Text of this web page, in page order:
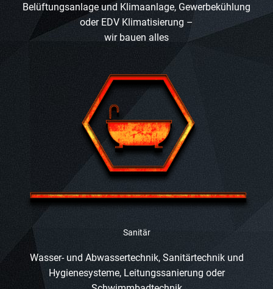
Belüftungsanlage und Klimaanlage, Gewerbekühlung
oder EDV Klimatisierung –
wir bauen alles
Wasser- und Abwassertechnik, Sanitärtechnik und